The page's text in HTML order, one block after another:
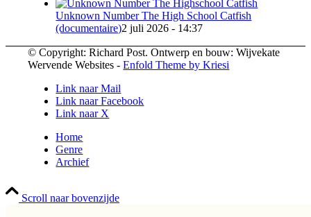
Unknown Number The High School Catfish
(documentaire)2 juli 2026 - 14:37
© Copyright: Richard Post. Ontwerp en bouw: Wijvekate
Wervende Websites -Enfold Theme by Kriesi
Link naar Mail
Link naar Facebook
Link naar X
Home
Genre
Archief
Scroll naar bovenzijde